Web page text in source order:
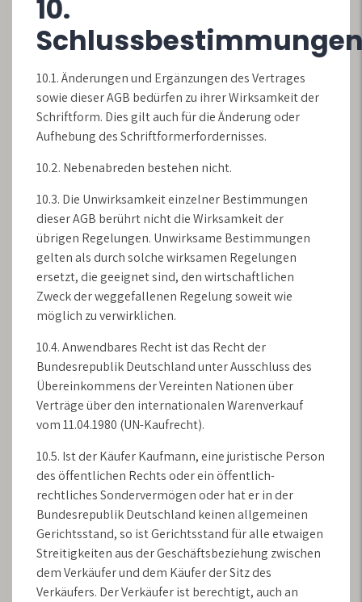
10.
10.1. Änderungen und Ergänzungen des Vertrages
sowie dieser AGB bedürfen zu ihrer Wirksamkeit der
Schriftform. Dies gilt auch für die Änderung oder
Aufhebung des Schriftformerfordernisses.
10.2. Nebenabreden bestehen nicht.
10.3. Die Unwirksamkeit einzelner Bestimmungen
dieser AGB berührt nicht die Wirksamkeit der
übrigen Regelungen. Unwirksame Bestimmungen
gelten als durch solche wirksamen Regelungen
ersetzt, die geeignet sind, den wirtschaftlichen
Zweck der weggefallenen Regelung soweit wie
möglich zu verwirklichen.
10.4. Anwendbares Recht ist das Recht der
Bundesrepublik Deutschland unter Ausschluss des
Übereinkommens der Vereinten Nationen über
Verträge über den internationalen Warenverkauf
vom 11.04.1980 (UN-Kaufrecht).
10.5. Ist der Käufer Kaufmann, eine juristische Person
des öffentlichen Rechts oder ein öffentlich-
rechtliches Sondervermögen oder hat er in der
Bundesrepublik Deutschland keinen allgemeinen
Gerichtsstand, so ist Gerichtsstand für alle etwaigen
Streitigkeiten aus der Geschäftsbeziehung zwischen
dem Verkäufer und dem Käufer der Sitz des
Verkäufers. Der Verkäufer ist berechtigt, auch an